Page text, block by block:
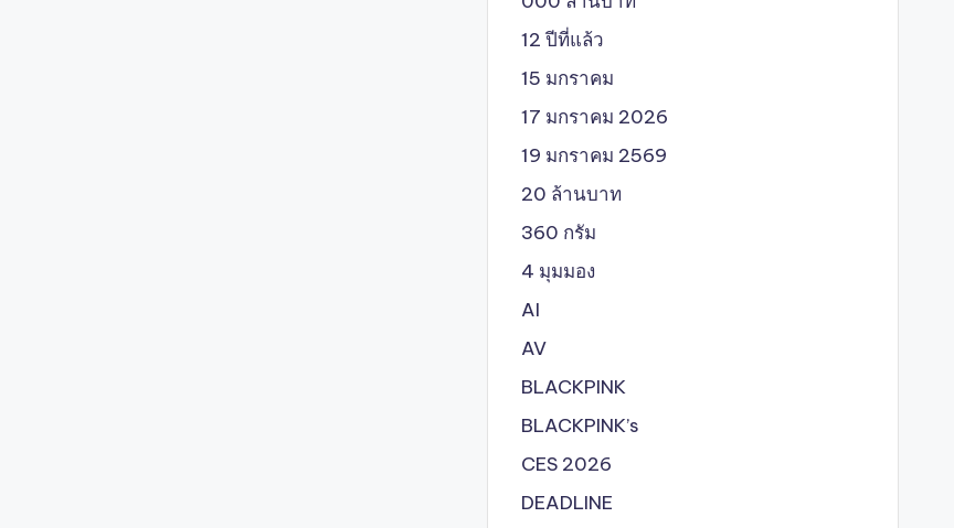
12 ปีที่แล้ว
15 มกราคม
17 มกราคม 2026
19 มกราคม 2569
20 ล้านบาท
360 กรัม
4 มุมมอง
AI
AV
BLACKPINK
BLACKPINK’s
CES 2026
DEADLINE